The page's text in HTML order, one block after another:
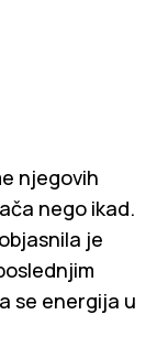
njegovih
nego ikad.
je
se energija u